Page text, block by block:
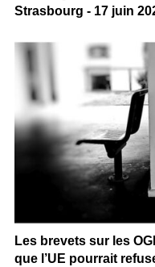
Strasbourg - 17 juin
Les brevets sur les
que l’UE pourrait